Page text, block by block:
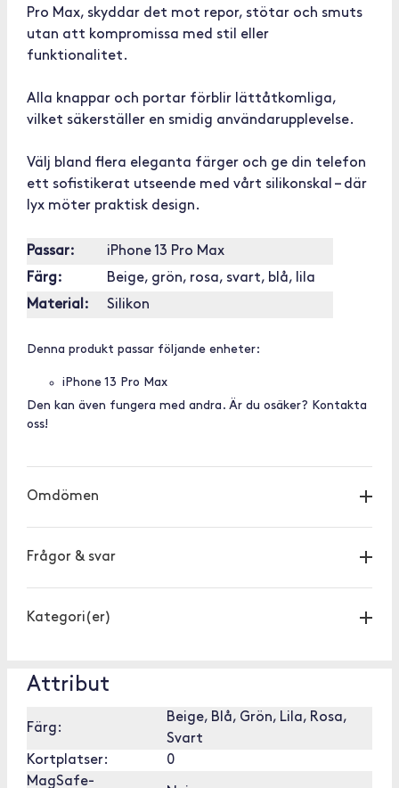
Pro Max, skyddar det mot repor, stötar och smuts
utan att kompromissa med stil eller
funktionalitet.
Alla knappar och portar förblir lättåtkomliga,
vilket säkerställer en smidig användarupplevelse.
Välj bland flera eleganta färger och ge din telefon
ett sofistikerat utseende med vårt silikonskal – där
lyx möter praktisk design.
Passar:
iPhone 13 Pro Max
Färg:
Beige, grön, rosa, svart, blå, lila
Material:
Silikon
Denna produkt passar följande enheter:
iPhone 13 Pro Max
Den kan även fungera med andra. Är du osäker? Kontakta
oss!
Omdömen
Frågor & svar
Kategori(er)
Attribut
Färg:
Beige, Blå, Grön, Lila, Rosa,
Svart
Kortplatser:
0
MagSafe-